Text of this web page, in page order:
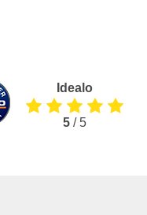
Idealo
5/ 5